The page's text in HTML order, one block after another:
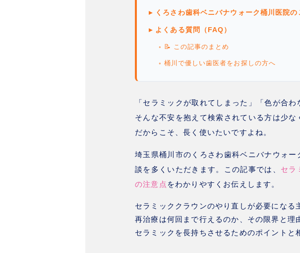
▸ くろさわ歯科ベニバナウォーク桶川医院の
▸ よくある質問（FAQ）
◦ 📝 この記事のまとめ
◦ 桶川で優しい歯医者をお探しの方へ
「セラミックが取れてしまった」「色が合
そんな不安を抱えて検索されている方は少
だからこそ、長く使いたいですよね。
埼玉県桶川市のくろさわ歯科ベニバナウォ
談を多くいただきます。この記事では、 セラ
の注意点 をわかりやすくお伝えします。
セラミッククラウンのやり直しが必要になる
再治療は何回まで行えるのか、その限界と理
セラミックを長持ちさせるためのポイントと